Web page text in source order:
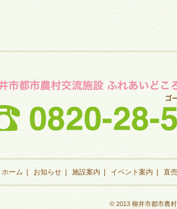
ホーム お知らせ 施設案内 イベント案内 直
© 2013 柳井市都市農